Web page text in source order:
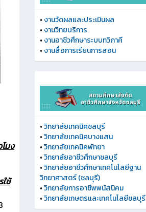
มง
ใช้
•งานวัดผลและประเมินผล
•งานวิทยบริการ
•งานอาชีวศึกษาระบบทวิภาคี
•งานสื่อการเรียนการสอน
•วิทยาลัยเทคนิคชลบุรี
•วิทยาลัยเทคนิคบางแสน
•วิทยาลัยเทคนิคพัทยา
•วิทยาลัยอาชีวศึกษาชลบุรี
•วิทยาลัยอาชีวศึกษาเทคโนโลยีฐาน
วิทยาศาสตร์ (ชลบุรี)
•วิทยาลัยการอาชีพพนัสนิคม
•วิทยาลัยเกษตรและเทคโนโลยีชลบุรี